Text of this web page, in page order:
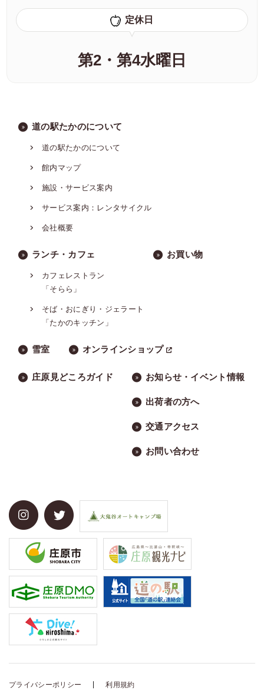
定休日
第2・第4水曜日
道の駅たかのについて
道の駅たかのについて
館内マップ
施設・サービス案内
サービス案内：レンタサイクル
会社概要
ランチ・カフェ
カフェレストラン
「そらら」
そば・おにぎり・ジェラート
「たかのキッチン」
お買い物
雪室 オンラインショップ
庄原見どころガイド お知らせ・イベント情報
出荷者の方へ
交通アクセス
お問い合わせ
プライバシーポリシー 利用規約